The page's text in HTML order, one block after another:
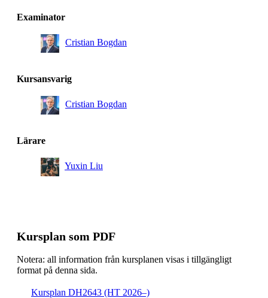
Examinator
Cristian Bogdan
Kursansvarig
Cristian Bogdan
Lärare
Yuxin Liu
Kursplan som PDF
Notera: all information från kursplanen visas i tillgängligt
format på denna sida.
Kursplan DH2643 (HT 2026–)